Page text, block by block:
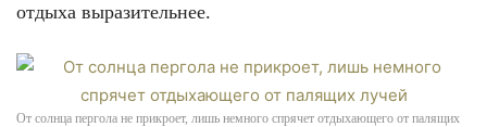
отдыха выразительнее.
От солнца пергола не прикроет, лишь немного спрячет отдыхающего от палящих